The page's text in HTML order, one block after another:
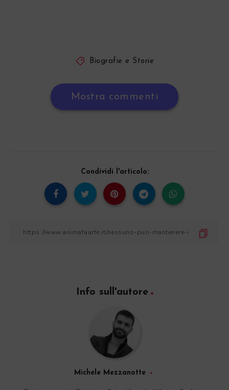
Biografie e Storie
Mostra commenti
Condividi l'articolo:
Info sull'autore
Michele Mezzanotte